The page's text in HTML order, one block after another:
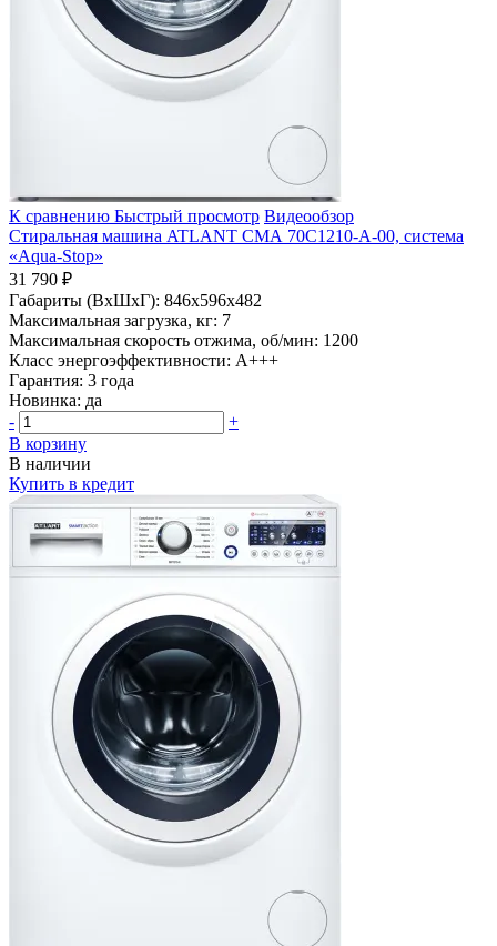
К сравнению Быстрый просмотр Видеообзор
Стиральная машина ATLANT СМА 70С1210-А-00, система
«Aqua-Stop»
31 790 ₽
Габариты (ВхШхГ): 846x596x482
Максимальная загрузка, кг: 7
Максимальная скорость отжима, об/мин: 1200
Класс энергоэффективности: A+++
Гарантия: 3 года
Новинка: да
-
+
В корзину
В наличии
Купить в кредит